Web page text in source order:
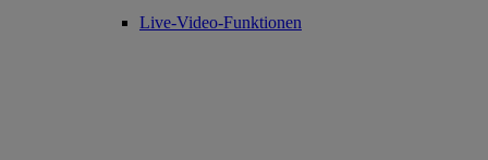
Live-Video-Funktionen